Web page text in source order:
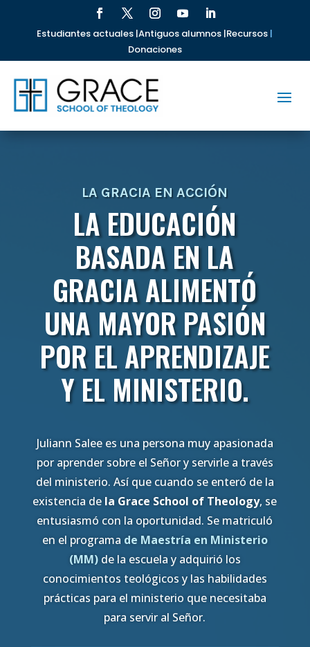
Estudiantes actuales |Antiguos alumnos |Recursos |
Donaciones
LA GRACIA EN ACCIÓN
LA EDUCACIÓN
BASADA EN LA
GRACIA ALIMENTÓ
UNA MAYOR PASIÓN
POR EL APRENDIZAJE
Y EL MINISTERIO.
Juliann Salee es una persona muy apasionada
por aprender sobre el Señor y servirle a través
del ministerio. Así que cuando se enteró de la
existencia de la Grace School of Theology, se
entusiasmó con la oportunidad. Se matriculó
en el programa de Maestría en Ministerio
(MM)de la escuela y adquirió los
conocimientos teológicos y las habilidades
prácticas para el ministerio que necesitaba
para servir al Señor.